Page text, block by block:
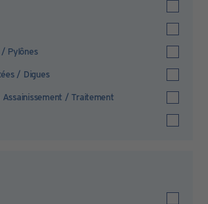
Pylônes
/ Digues
/ Traitement